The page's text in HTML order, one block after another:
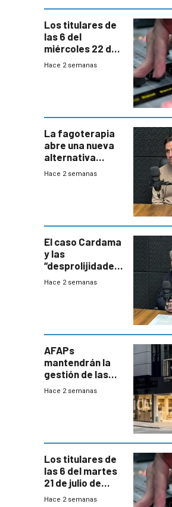
Los titulares de
las 6 del
miércoles 22 de
julio de 2026
Hace 2 semanas
La fagoterapia
abre una nueva
alternativa
contra bacterias
innovadora
Hace 2 semanas
El caso Cardama
y las
“desprolijidades”
que la
Hace 2 semanas
AFAPs
mantendrán la
gestión de las
cuentas
Hace 2 semanas
Los titulares de
las 6 del martes
21 de julio de
2026
Hace 2 semanas